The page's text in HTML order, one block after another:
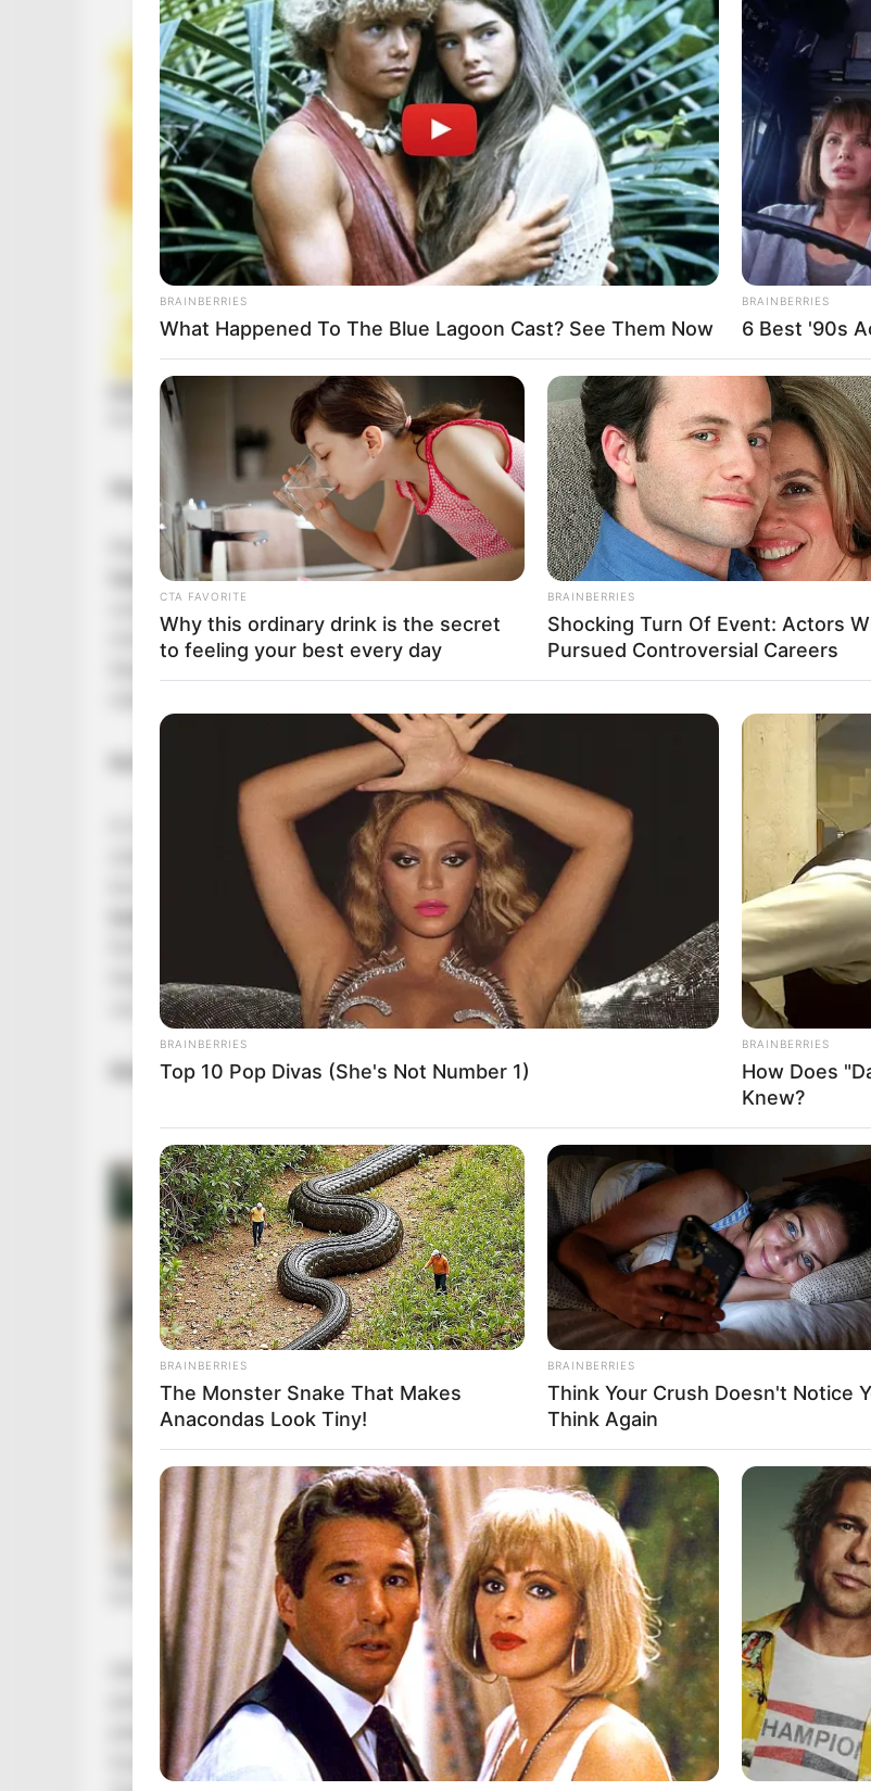
Magyar Péter hétfő hajnalban Isztambulba utazik
Magyar Péter váratlanul bejelentette, hogyegy hétre elutazik. A miniszterelnökhétfő
hajnalbanIsztambulba indul,kedden és szerdánpedig részt vesz a törökországi NATO-
csúcstalálkozón. Az útra Orbán Anita külügyminiszter és Ruszin-Szendi Romulusz honvédelmi
miniszter is elkíséri, vagyis nem magánútról van szó, hanem fontos állami és biztonságpolitikai
feladatról. Magyar Péter Magyarországot képviseli az egyik legfontosabb nemzetközi
Ruff Bálint veszi át az itthoni feladatokat
A miniszterelnök távollétében Ruff Bálint miniszterelnök-helyettes látja el az itthoni
sokaknak elsőre meglepő lehet, de a kormányzati működésben ez teljesen megszokott rend: ha
kormányfő külföldön tárgyal, a kijelölt helyettese viszi tovább az ügyeket. Magyar Péter a
rendkívüli parlamenti ülésen nem lesz jelen, helyette Vitézy Dávid szólal fel napirend
Ruff Bálint az elmúlt időszakban a Tisza-kormány egyik kulcsszereplőjévé vált,
helyettesként és a Miniszterelnökséget vezető miniszterként komoly politikai és szervezési
Közben brutális parlamenti hét jön
Itthon közben nem lassít a törvényhozási tempó.Július 6–7-re, vagyis hétfőre és keddre
parlamenti ülés jön, ahol több fontos javaslat is napirendre kerülhet. A parlament
pedagógusok teljesítményértékeléséről szóló módosítást, valamint az ügynökakták
hozatalának megágyazó törvényjavaslatot is. Ez azt jelenti, hogy miközben Magyar Péter
BRAINBERRIES
What Happened To The Blue Lagoon Cast? See Them Now
BRAINBERRIES
6 Best '90s
CTA FAVORITE
Why this ordinary drink is the secret
to feeling your best every day
BRAINBERRIES
Shocking Turn Of Event: Actors
Pursued Controversial Careers
BRAINBERRIES
Top 10 Pop Divas (She's Not Number 1)
BRAINBERRIES
How Does
Knew?
BRAINBERRIES
The Monster Snake That Makes
Anacondas Look Tiny!
BRAINBERRIES
Think Your Crush Doesn't Notice
Think Again